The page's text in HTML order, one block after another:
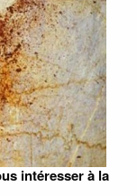
intéresser à la